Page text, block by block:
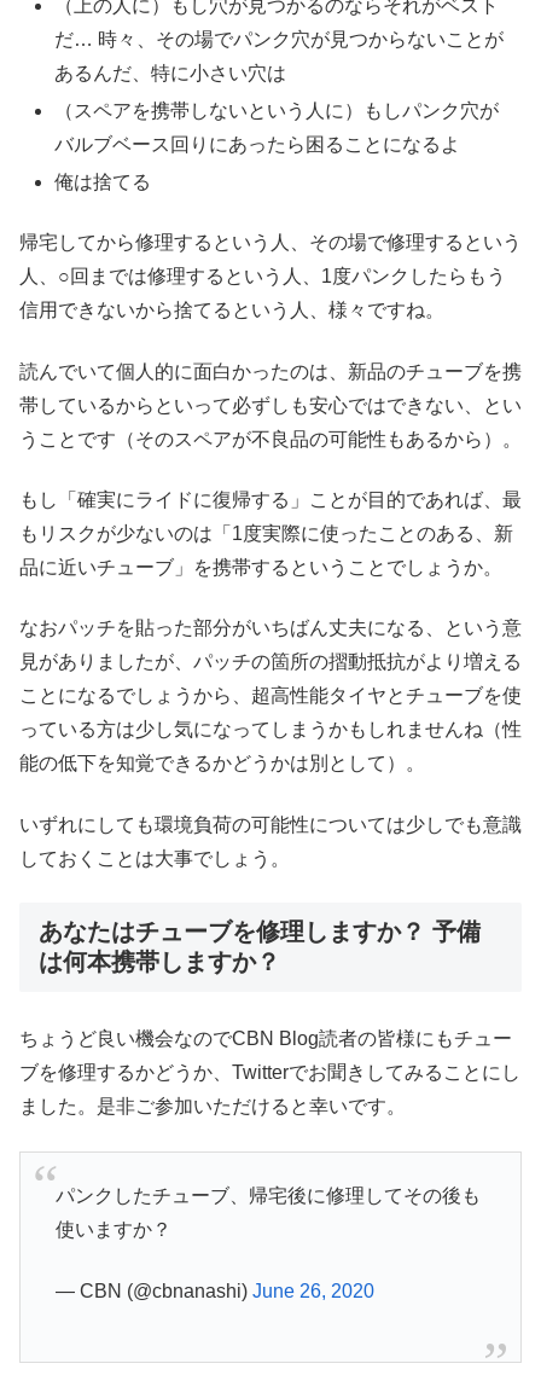
（上の人に）もし穴が見つかるのならそれがベスト
だ… 時々、その場でパンク穴が見つからないことが
あるんだ、特に小さい穴は
（スペアを携帯しないという人に）もしパンク穴が
バルブベース回りにあったら困ることになるよ
俺は捨てる
帰宅してから修理するという人、その場で修理するという
人、○回までは修理するという人、1度パンクしたらもう
信用できないから捨てるという人、様々ですね。
読んでいて個人的に面白かったのは、新品のチューブを携
帯しているからといって必ずしも安心ではできない、とい
うことです（そのスペアが不良品の可能性もあるから）。
もし「確実にライドに復帰する」ことが目的であれば、最
もリスクが少ないのは「1度実際に使ったことのある、新
品に近いチューブ」を携帯するということでしょうか。
なおパッチを貼った部分がいちばん丈夫になる、という意
見がありましたが、パッチの箇所の摺動抵抗がより増える
ことになるでしょうから、超高性能タイヤとチューブを使
っている方は少し気になってしまうかもしれませんね（性
能の低下を知覚できるかどうかは別として）。
いずれにしても環境負荷の可能性については少しでも意識
しておくことは大事でしょう。
あなたはチューブを修理しますか？ 予備
は何本携帯しますか？
ちょうど良い機会なのでCBN Blog読者の皆様にもチュー
ブを修理するかどうか、Twitterでお聞きしてみることにし
ました。是非ご参加いただけると幸いです。
パンクしたチューブ、帰宅後に修理してその後も
使いますか？
— CBN (@cbnanashi) June 26, 2020